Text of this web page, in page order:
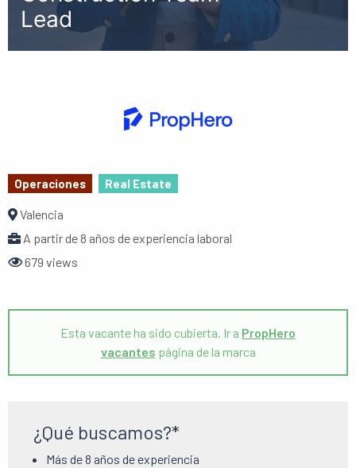
Lead
Operaciones Real Estate
Valencia
A partir de 8 años de experiencia laboral
679 views
Esta vacante ha sido cubierta. Ir a PropHero
vacantes página de la marca
¿Qué buscamos?*
Más de 8 años de experiencia